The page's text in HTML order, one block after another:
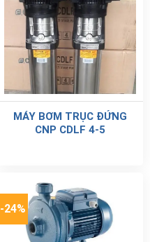
MÁY BƠM TRỤC ĐỨNG
CNP CDLF 4-5
-24%